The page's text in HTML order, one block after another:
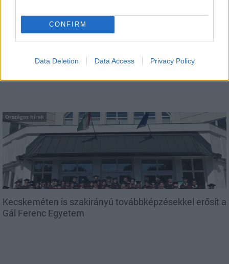
CONFIRM
Data Deletion Data Access Privacy Policy
Országos hírek
Kecskeméten is szakirányú továbbképzésekkel erősít a
Gál Ferenc Egyetem